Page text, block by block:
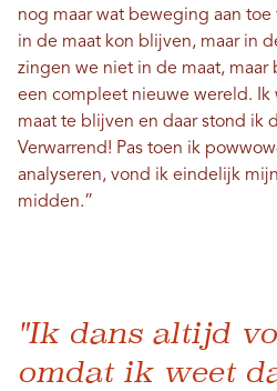
nog maar wat beweging aan
in de maat kon blijven, maar in
zingen we niet in de maat, maar
een compleet nieuwe wereld. Ik
maat te blijven en daar stond ik
Verwarrend! Pas toen ik
analyseren, vond ik eindelijk
midden.”
"Ik dans altijd
omdat ik weet